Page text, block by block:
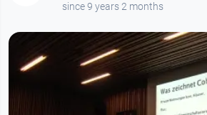
since 9 years 2 months